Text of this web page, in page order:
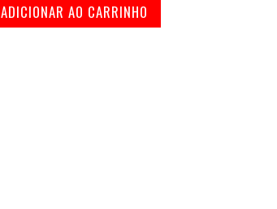
ADICIONAR AO CARRINHO